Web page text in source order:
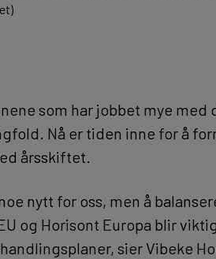
som har jobbet mye
Nå er tiden inne for å
årsskiftet.
nytt for oss, men å
og Horisont Europa blir
sier Vibeke